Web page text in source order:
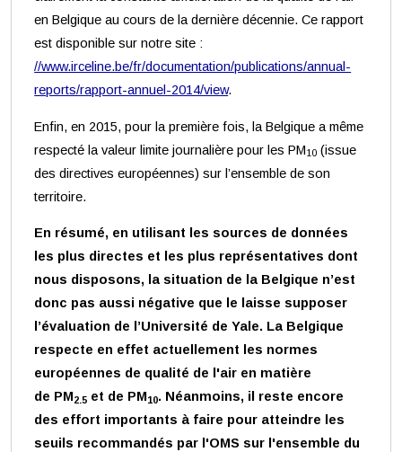
en Belgique au cours de la dernière décennie. Ce rapport
est disponible sur notre site :
//www.irceline.be/fr/documentation/publications/annual-
reports/rapport-annuel-2014/view.
Enfin, en 2015, pour la première fois, la Belgique a même
respecté la valeur limite journalière pour les PM10 (issue
des directives européennes) sur l’ensemble de son
territoire.
En résumé, en utilisant les sources de données
les plus directes et les plus représentatives dont
nous disposons, la situation de la Belgique n’est
donc pas aussi négative que le laisse supposer
l’évaluation de l’Université de Yale. La Belgique
respecte en effet actuellement les normes
européennes de qualité de l'air en matière
de PM2.5 et de PM10. Néanmoins, il reste encore
des effort importants à faire pour atteindre les
seuils recommandés par l'OMS sur l'ensemble du